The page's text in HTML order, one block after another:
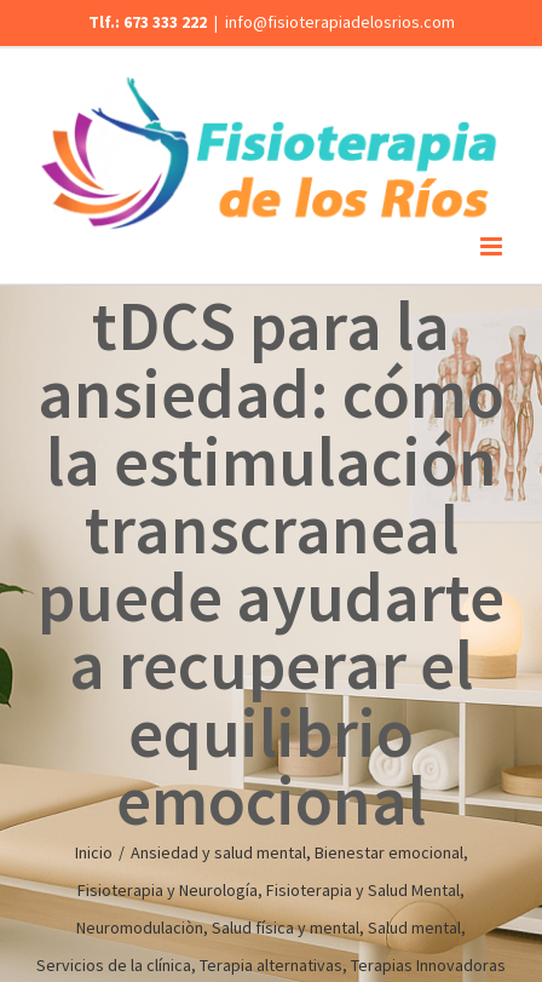
contenido
Tlf.: 673 333 222 | info@fisioterapiadelosrios.com
tDCS para la
ansiedad: cómo
la estimulación
transcraneal
puede ayudarte
a recuperar el
equilibrio
emocional
Inicio / Ansiedad y salud mental, Bienestar emocional,
Fisioterapia y Neurología, Fisioterapia y Salud Mental,
Neuromodulaciòn,Salud física y mental,Salud mental,
Servicios de la clínica,Terapia alternativas, Terapias Innovadoras